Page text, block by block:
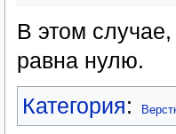
В этом
равна нулю.
Категория: